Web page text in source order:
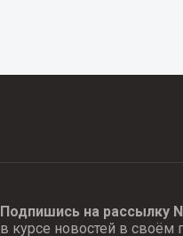
Подпишись на рассылку
в курсе новостей в своём